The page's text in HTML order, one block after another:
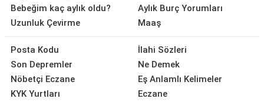
Bebeğim kaç aylık oldu?
Uzunluk Çevirme
Aylık Burç Yorumları
Maaş
Posta Kodu
Son Depremler
Nöbetçi Eczane
KYK Yurtları
İlahi Sözleri
Ne Demek
Eş Anlamlı Kelimeler
Eczane